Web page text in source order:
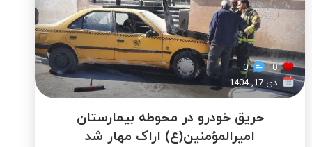
0
0
دی 17, 1404
حریق خودرو در محوطه بیمارستان
امیرالمؤمنین(ع) اراک مهار شد